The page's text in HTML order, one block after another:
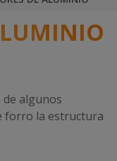
algunos
forro la estructura